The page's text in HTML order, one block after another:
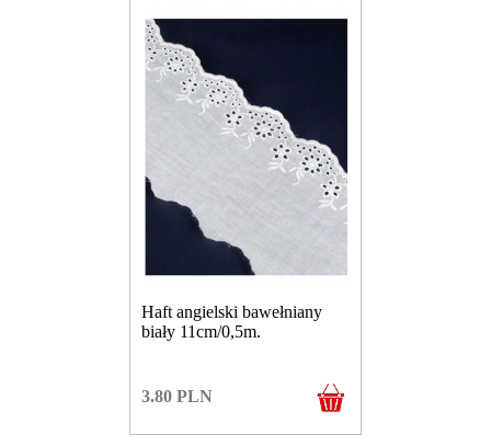
Haft angielski bawełniany
biały 11cm/0,5m.
3.80 PLN